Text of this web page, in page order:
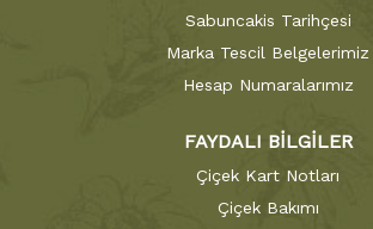
Sabuncakis Tarihçesi
Marka Tescil Belgelerimiz
Hesap Numaralarımız
FAYDALI BİLGİLER
Çiçek Kart Notları
Çiçek Bakımı